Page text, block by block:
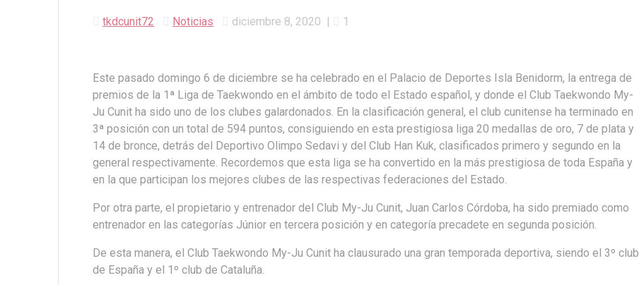
tkdcunit72 Noticias diciembre 8, 2020 | 1
Este pasado domingo 6 de diciembre se ha celebrado en el Palacio de Deportes Isla Benidorm, la entrega de
premios de la 1ª Liga de Taekwondo en el ámbito de todo el Estado español, y donde el Club Taekwondo My-
Ju Cunit ha sido uno de los clubes galardonados. En la clasificación general, el club cunitense ha terminado en
3ª posición con un total de 594 puntos, consiguiendo en esta prestigiosa liga 20 medallas de oro, 7 de plata y
14 de bronce, detrás del Deportivo Olimpo Sedavi y del Club Han Kuk, clasificados primero y segundo en la
general respectivamente. Recordemos que esta liga se ha convertido en la más prestigiosa de toda España y
en la que participan los mejores clubes de las respectivas federaciones del Estado.
Por otra parte, el propietario y entrenador del Club My-Ju Cunit, Juan Carlos Córdoba, ha sido premiado como
entrenador en las categorías Júnior en tercera posición y en categoría precadete en segunda posición.
De esta manera, el Club Taekwondo My-Ju Cunit ha clausurado una gran temporada deportiva, siendo el 3º club
de España y el 1º club de Cataluña.